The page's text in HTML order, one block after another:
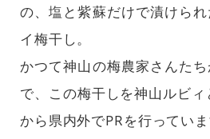
の、塩と紫蘇だけで漬けら
イ梅干し。
かつて神山の梅農家さんた
で、この梅干しを神山ルビ
から県内外でPRを行っていま